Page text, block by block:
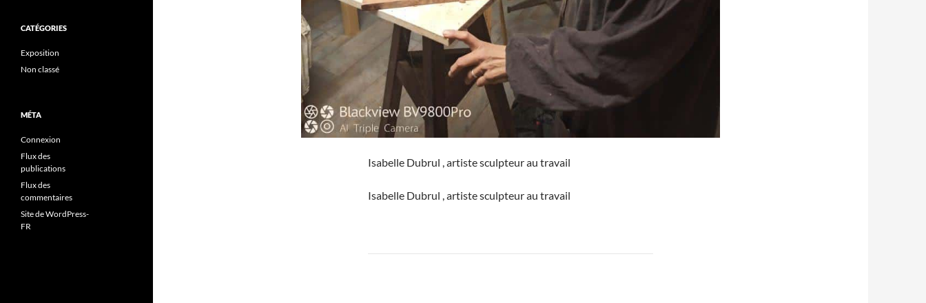
Isabelle Dubrul , artiste sculpteur au travail
Isabelle Dubrul , artiste sculpteur au travail
CATÉGORIES
Exposition
Non classé
MÉTA
Connexion
Flux des
publications
Flux des
commentaires
Site de WordPress-
FR